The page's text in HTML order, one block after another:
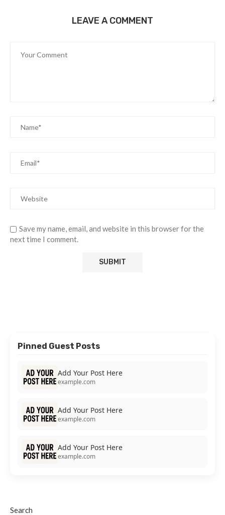
LEAVE A COMMENT
Save my name, email, and website in this browser for the
next time I comment.
Pinned Guest Posts
Add Your Post Here
example.com
Add Your Post Here
example.com
Add Your Post Here
example.com
Search